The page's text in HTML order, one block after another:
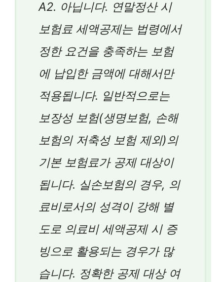
A2. 아닙니다. 연말정산 시
보험료 세액공제는 법령에서
정한 요건을 충족하는 보험
에 납입한 금액에 대해서만
적용됩니다. 일반적으로는
보장성 보험(생명보험, 손해
보험의 저축성 보험 제외)의
기본 보험료가 공제 대상이
됩니다. 실손보험의 경우, 의
료비로서의 성격이 강해 별
도로 의료비 세액공제 시 증
빙으로 활용되는 경우가 많
습니다. 정확한 공제 대상 여